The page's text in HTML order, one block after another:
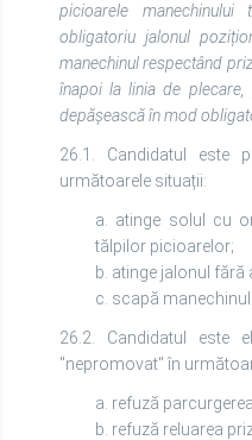
picioarele
obligatoriu jalonul
manechinul respectând
înapoi la linia de plecare,
depășească în mod
26.1. Candidatul este
următoarele situații:
a. atinge solul cu
tălpilor picioarelor;
b. atinge jalonul
c. scapă manechinul.
26.2. Candidatul este
"nepromovat" în
a. refuză
b. refuză reluarea